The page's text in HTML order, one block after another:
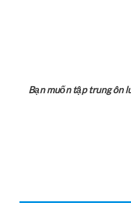
Bạn muốn tập trung ôn